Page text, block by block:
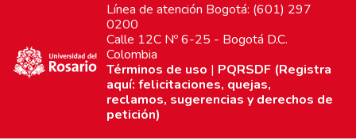
Línea de atención Bogotá: (601) 297
0200
Calle 12C Nº 6-25 - Bogotá D.C.
Colombia
Términos de uso | PQRSDF (Registra
aquí: felicitaciones, quejas,
reclamos, sugerencias y derechos de
petición)